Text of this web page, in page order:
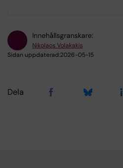
Innehållsgranskare:
Nikolaos Volakakis
Sidan uppdaterad:2026-05-15
Dela